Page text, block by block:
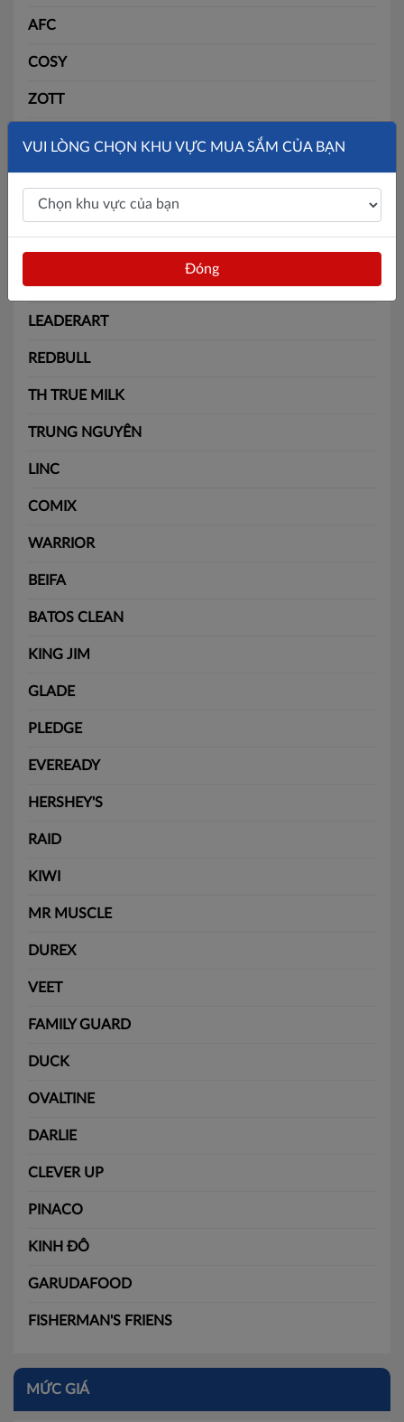
AFC
COSY
ZOTT
SLIDE
SOLITE
BÃI BẰNG
BATOS
LEADERART
REDBULL
TH TRUE MILK
TRUNG NGUYÊN
LINC
COMIX
WARRIOR
BEIFA
BATOS CLEAN
KING JIM
GLADE
PLEDGE
EVEREADY
HERSHEY'S
RAID
KIWI
MR MUSCLE
DUREX
VEET
FAMILY GUARD
DUCK
OVALTINE
DARLIE
CLEVER UP
PINACO
KINH ĐÔ
GARUDAFOOD
FISHERMAN'S FRIENS
MỨC GIÁ
VUI LÒNG CHỌN KHU VỰC MUA SẮM CỦA BẠN
Đóng